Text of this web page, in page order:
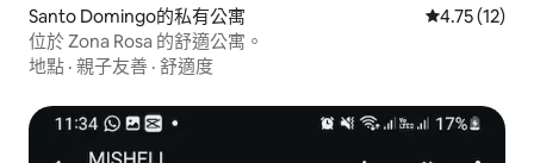
Santo Domingo的私有公寓 從 12 則評價
4.75 (12)
位於 Zona Rosa 的舒適公寓。
地點 · 親子友善 · 舒適度